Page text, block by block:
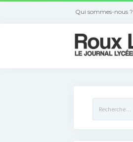
Qui sommes-nous ?